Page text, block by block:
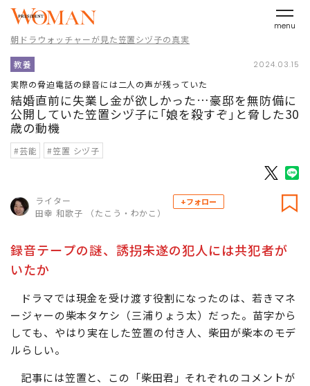
menu
朝ドラウォッチャーが見た笠置シヅ子の真実
教養 2024.03.15
実際の脅迫電話の録音には二人の声が残っていた
結婚直前に失業し金が欲しかった…豪邸を無防備に
公開していた笠置シヅ子に｢娘を殺すぞ｣と脅した30
歳の動機
#芸能 #笠置 シヅ子
ライター
田幸 和歌子 （たこう・わかこ）
+フォロー
録音テープの謎、誘拐未遂の犯人には共犯者が
いたか
ドラマでは現金を受け渡す役割になったのは、若きマネ
ージャーの柴本タケシ（三浦りょう太）だった。苗字から
しても、やはり実在した笠置の付き人、柴田が柴本のモデ
ルらしい。
記事には笠置と、この「柴田君」それぞれのコメントが